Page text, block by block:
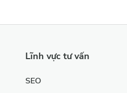
Lĩnh vực tư vấn
SEO